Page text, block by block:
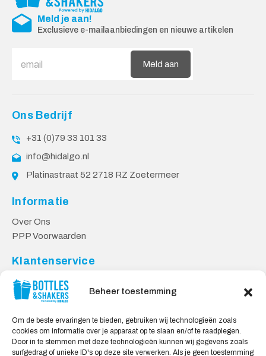
Beheer toestemming
Om de beste ervaringen te bieden, gebruiken wij technologieën zoals
cookies om informatie over je apparaat op te slaan en/of te raadplegen.
Door in te stemmen met deze technologieën kunnen wij gegevens zoals
surfgedrag of unieke ID's op deze site verwerken. Als je geen toestemming
Meld je aan!
Exclusieve e-mailaanbiedingen en nieuwe artikelen
Meld aan
Ons Bedrijf
+31 (0)79 33 101 33
info@hidalgo.nl
Platinastraat 52 2718 RZ Zoetermeer
Informatie
Over Ons
PPP Voorwaarden
Klantenservice
Contact
Levering & Retourneren
Veilig Shoppen